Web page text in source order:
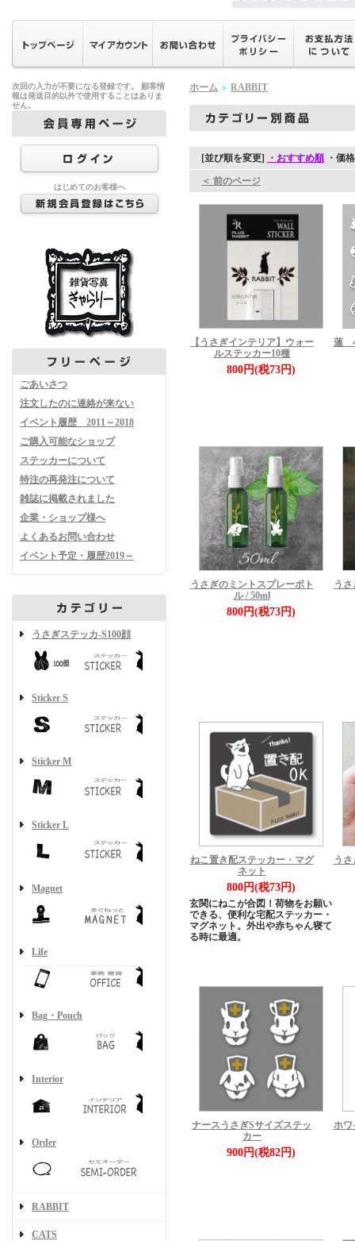
次回の入力が不要になる登録です。 顧客情
報は発送目的以外で使用することはありま
せん。
はじめてのお客様へ
ごあいさつ
注文したのに連絡が来ない
イベント履歴 2011～2018
ご購入可能なショップ
ステッカーについて
特注の再発注について
雑誌に掲載されました
企業・ショップ様へ
よくあるお問い合わせ
イベント予定・履歴2019～
うさぎステッカ-S100顔
Sticker S
Sticker M
Sticker L
Magnet
Life
Bag・Pouch
Interior
Order
RABBIT
CATS
ホーム ＞ RABBIT
[並び順を変更] ・おすすめ順 ・価
＜ 前のページ
【うさぎインテリア】ウォー
ルステッカー10種
800円(税73円)
蓮
うさぎのミントスプレーボト
ル / 50ml
800円(税73円)
う
ねこ置き配ステッカー・マグ
ネット
800円(税73円)
玄関にねこが合図！荷物をお願い
できる、便利な宅配ステッカー・
マグネット。外出や赤ちゃん寝て
る時に最適。
う
ナースうさぎSサイズステッ
カー
900円(税82円)
ホワ